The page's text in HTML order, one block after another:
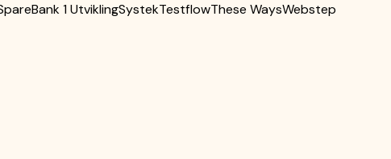
1 UtviklingSystekTestflowThese WaysWebstep